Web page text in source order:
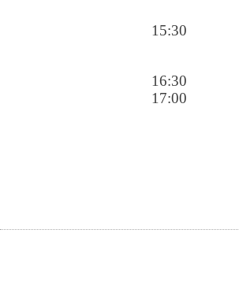
15:30
16:30
17:00